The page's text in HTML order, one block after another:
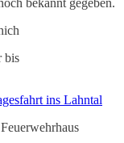
bis
ins Lahntal